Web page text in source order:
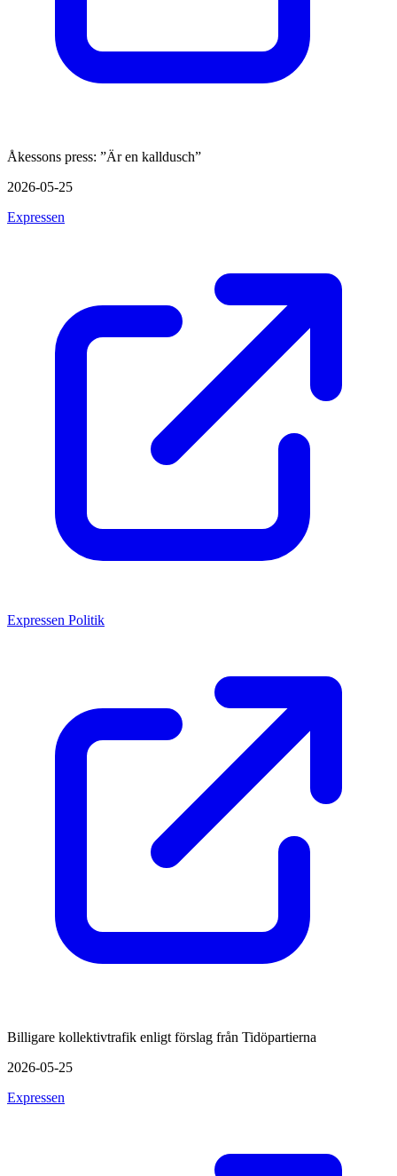
Åkessons press: ”Är en kalldusch”
2026-05-25
Expressen
Expressen Politik
Billigare kollektivtrafik enligt förslag från Tidöpartierna
2026-05-25
Expressen